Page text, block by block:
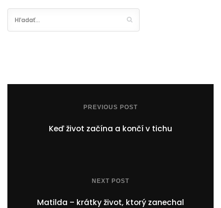
PREVIOUS POST
Keď život začína a končí v tichu
NEXT POST
Matilda – krátky život, ktorý zanechal